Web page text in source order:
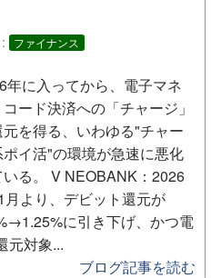
ファイナンス
年に入ってから、電子マネ
ード決済への「チャージ」
元を得る、いわゆる"チャー
ポイ活"の環境が急速に悪化
いる。 V NEOBANK：2026
月より、デビット還元が
に引き下げ、かつ電
元対象...
ブログ記事を読む